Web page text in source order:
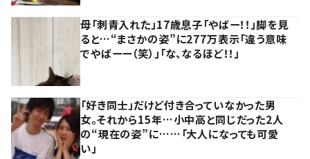
母「刺青入れた」17歳息子「やばー！！」脚を見
ると…“まさかの姿”に277万表示「違う意味
でやばーー（笑）」「な、なるほど！！」
「好き同士」だけど付き合っていなかった男
女。それから15年…小中高と同じだった2人
の“現在の姿”に……「大人になっても可愛
い」